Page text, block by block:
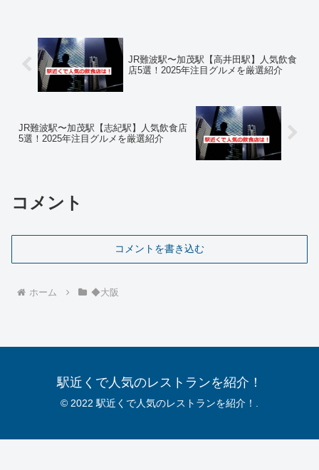
JR難波駅〜加茂駅【高井田駅】人気飲食
店5選！2025年注目グルメを厳選紹介
JR難波駅〜加茂駅【志紀駅】人気飲食店
5選！2025年注目グルメを厳選紹介
コメント
コメントを書き込む
ホーム ◆大阪
駅近くで人気のレストランを紹介！
© 2022 駅近くで人気のレストランを紹介！.